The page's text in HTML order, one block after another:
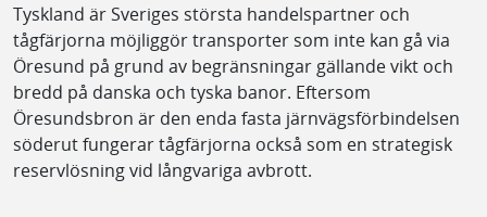
Tyskland är Sveriges största handelspartner och
tågfärjorna möjliggör transporter som inte kan gå via
Öresund på grund av begränsningar gällande vikt och
bredd på danska och tyska banor. Eftersom
Öresundsbron är den enda fasta järnvägsförbindelsen
söderut fungerar tågfärjorna också som en strategisk
reservlösning vid långvariga avbrott.